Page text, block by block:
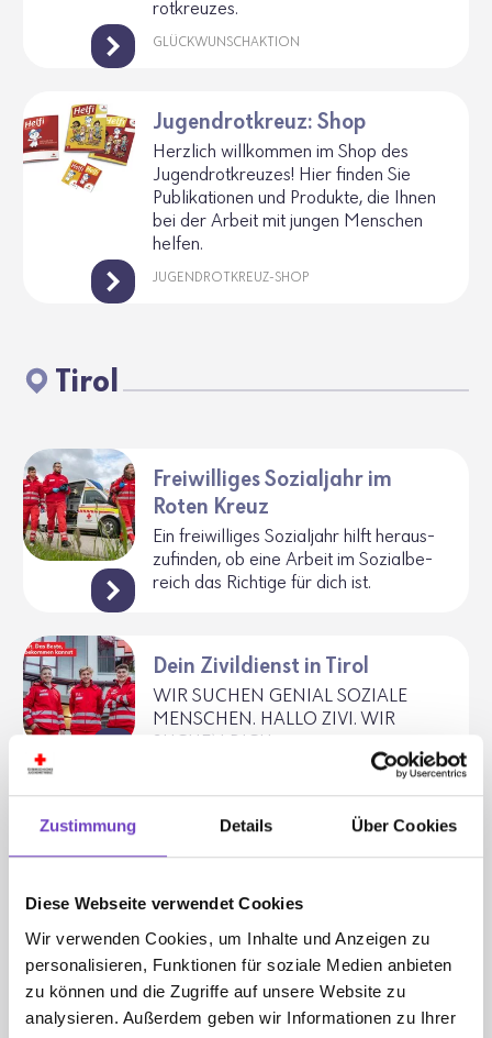
Zustimmung Details Über Cookies
Diese Webseite verwendet Cookies
Wir verwenden Cookies, um Inhalte und Anzeigen zu
personalisieren, Funktionen für soziale Medien anbieten
zu können und die Zugriffe auf unsere Website zu
analysieren. Außerdem geben wir Informationen zu Ihrer
rot­kreuzes.
GLÜCKWUNSCHAKTION
Jugendrotkreuz: Shop
Herz­lich will­kommen im Shop des
Jugend­rot­kreuzes! Hier finden Sie
Publi­ka­tionen und Produkte, die Ihnen
bei der Arbeit mit jungen Menschen
helfen.
JUGENDROTKREUZ-SHOP
Tirol
Freiwilliges Sozialjahr im
Roten Kreuz
Ein frei­wil­liges Sozi­al­jahr hilft heraus­
zu­finden, ob eine Arbeit im Sozi­al­be­
reich das Rich­tige für dich ist.
Dein Zivildienst in Tirol
WIR SUCHEN GENIAL SOZIALE
MENSCHEN. HALLO ZIVI. WIR
SUCHEN DICH.
FAQs zum Spenden
Hier finden Sie die häufigsten Fragen &
Weihnachtspaketaktion und
Lebensmittelsammlungen
Bei der Weih­nachts­pa­ket­ak­tion und bei